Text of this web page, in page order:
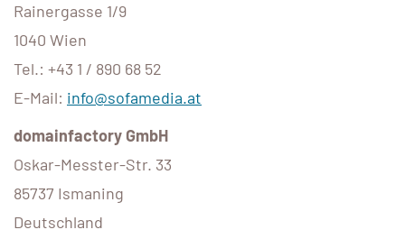
Rainergasse 1/9
1040 Wien
Tel.: +43 1 / 890 68 52
E-Mail: info@sofamedia.at
domainfactory GmbH
Oskar-Messter-Str. 33
85737 Ismaning
Deutschland